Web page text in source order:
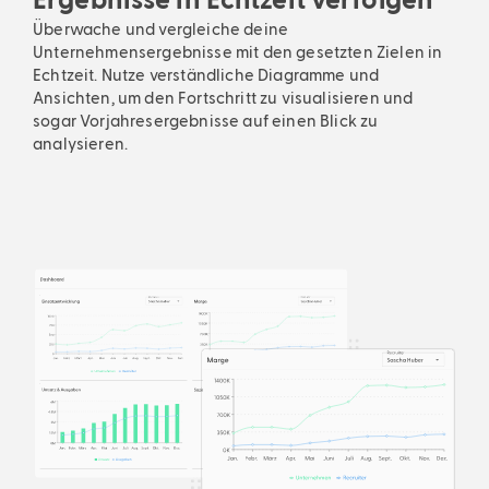
Überwache und vergleiche deine
Unternehmensergebnisse mit den gesetzten Zielen in
Echtzeit. Nutze verständliche Diagramme und
Ansichten, um den Fortschritt zu visualisieren und
sogar Vorjahresergebnisse auf einen Blick zu
analysieren.